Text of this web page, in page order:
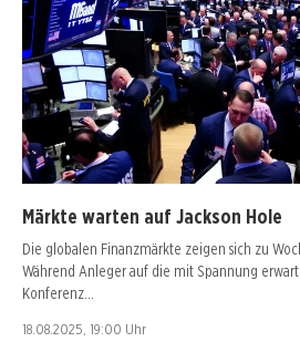
Märkte warten auf Jackson Hole
Die globalen Finanzmärkte zeigen sich zu
Während Anleger auf die mit Spannung
Konferenz…
18.08.2025, 19:00 Uhr